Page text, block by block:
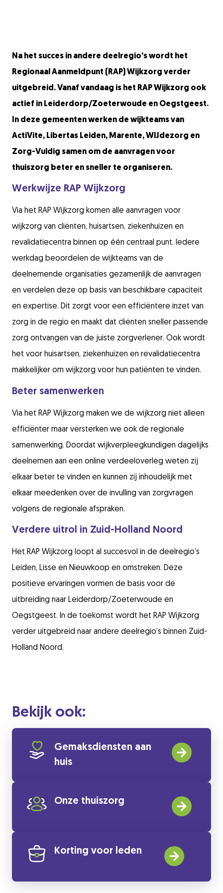
Na het succes in andere deelregio’s wordt het
Regionaal Aanmeldpunt (RAP) Wijkzorg verder
uitgebreid. Vanaf vandaag is het RAP Wijkzorg ook
actief in Leiderdorp/Zoeterwoude en Oegstgeest.
In deze gemeenten werken de wijkteams van
ActiVite, Libertas Leiden, Marente, WIJdezorg en
Zorg-Vuldig samen om de aanvragen voor
thuiszorg beter en sneller te organiseren.
Werkwijze RAP Wijkzorg
Via het RAP Wijkzorg komen alle aanvragen voor
wijkzorg van cliënten, huisartsen, ziekenhuizen en
revalidatiecentra binnen op één centraal punt. Iedere
werkdag beoordelen de wijkteams van de
deelnemende organisaties gezamenlijk de aanvragen
en verdelen deze op basis van beschikbare capaciteit
en expertise. Dit zorgt voor een efficiëntere inzet van
zorg in de regio en maakt dat cliënten sneller passende
zorg ontvangen van de juiste zorgverlener. Ook wordt
het voor huisartsen, ziekenhuizen en revalidatiecentra
makkelijker om wijkzorg voor hun patiënten te vinden.
Beter samenwerken
Via het RAP Wijkzorg maken we de wijkzorg niet alleen
efficiënter maar versterken we ook de regionale
samenwerking. Doordat wijkverpleegkundigen dagelijks
deelnemen aan een online verdeeloverleg weten zij
elkaar beter te vinden en kunnen zij inhoudelijk met
elkaar meedenken over de invulling van zorgvragen
volgens de regionale afspraken.
Verdere uitrol in Zuid-Holland Noord
Het RAP Wijkzorg loopt al succesvol in de deelregio’s
Leiden, Lisse en Nieuwkoop en omstreken. Deze
positieve ervaringen vormen de basis voor de
uitbreiding naar Leiderdorp/Zoeterwoude en
Oegstgeest. In de toekomst wordt het RAP Wijkzorg
verder uitgebreid naar andere deelregio’s binnen Zuid-
Holland Noord.
Bekijk ook:
Gemaksdiensten aan
huis
Onze thuiszorg
Korting voor leden